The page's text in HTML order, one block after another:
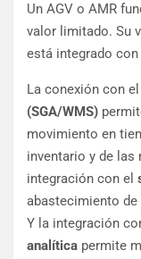
Un AGV o AMR
valor limitado. Su
está integrado
La conexión con el
(SGA/WMS)
movimiento en
inventario y de las
integración con el
abastecimiento
Y la integración
analítica permite